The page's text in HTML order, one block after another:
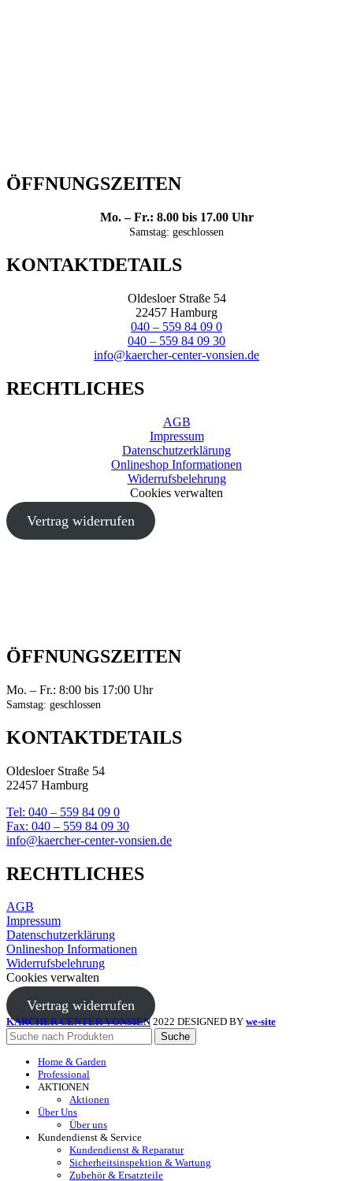
ÖFFNUNGSZEITEN
Mo. – Fr.: 8.00 bis 17.00 Uhr
Samstag: geschlossen
KONTAKTDETAILS
Oldesloer Straße 54
22457 Hamburg
040 – 559 84 09 0
040 – 559 84 09 30
info@kaercher-center-vonsien.de
RECHTLICHES
AGB
Impressum
Datenschutzerklärung
Onlineshop Informationen
Widerrufsbelehrung
Cookies verwalten
Vertrag widerrufen
ÖFFNUNGSZEITEN
Mo. – Fr.: 8:00 bis 17:00 Uhr
Samstag: geschlossen
KONTAKTDETAILS
Oldesloer Straße 54
22457 Hamburg
Tel: 040 – 559 84 09 0
Fax: 040 – 559 84 09 30
info@kaercher-center-vonsien.de
RECHTLICHES
AGB
Impressum
Datenschutzerklärung
Onlineshop Informationen
Widerrufsbelehrung
Cookies verwalten
Vertrag widerrufen
KÄRCHER CENTER VONSIEN 2022 DESIGNED BY we-site
Suche
Home & Garden
Professional
AKTIONEN
Aktionen
Über Uns
Über uns
Kundendienst & Service
Kundendienst & Reparatur
Sicherheitsinspektion & Wartung
Zubehör & Ersatzteile